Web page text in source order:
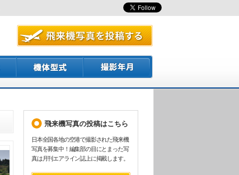
飛来機写真の投稿はこちら
日本全国各地の空港で撮影された飛来機
写真を募集中！編集部の目にとまった写
真は月刊エアライン誌上に掲載します。